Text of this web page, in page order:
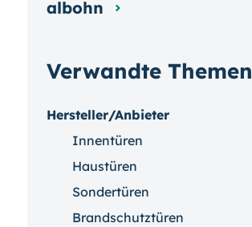
Verwandte Themen
Hersteller/Anbieter
Innentüren
Haustüren
Sondertüren
Brandschutztüren
albohn